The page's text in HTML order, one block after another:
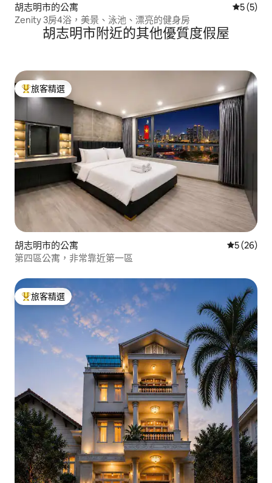
胡志明市的公寓 從 5 則評
5 (5)
Zenity 3房4浴，美景、泳池、漂亮的健身房
胡志明市附近的其他優質度假屋
旅客精選榜首
旅客精選
胡志明市的公寓 從 26 則評
5 (26)
第四區公寓，非常靠近第一區
旅客精選榜首
旅客精選